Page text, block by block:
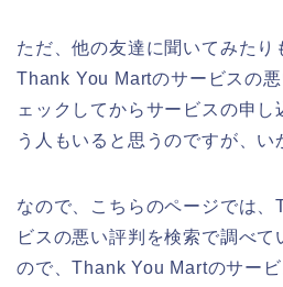
ただ、他の友達に聞いてみたり
Thank You Martのサービスの
ェックしてからサービスの申し
う人もいると思うのですが、い
なので、こちらのページでは
ビスの悪い評判を検索で調べて
ので、Thank You Martのサー